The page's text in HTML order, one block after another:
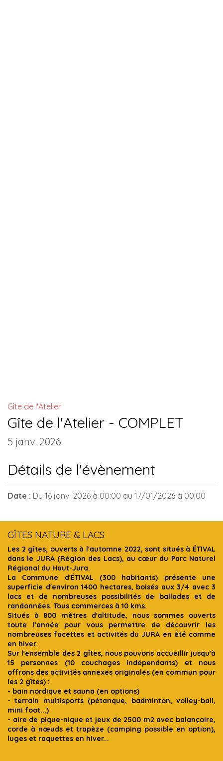
Gîte de l'Atelier
Gîte de l'Atelier - COMPLET
5 janv. 2026
Détails de l'évènement
Date : Du 16 janv. 2026 à 00:00 au 17/01/2026 à 00:00
GÎTES NATURE & LACS
Les 2 gîtes, ouverts à l'automne 2022, sont situés à ÉTIVAL
dans le JURA (Région des Lacs), au cœur du Parc Naturel
Régional du Haut-Jura.
La Commune d'ÉTIVAL (300 habitants) présente une
superficie d'environ 1400 hectares, boisés aux 3/4 avec 3
lacs et de nombreuses possibilités de ballades et de
randonnées. Tous commerces à 10 kms.
Situés à 800 mètres d'altitude, nous sommes ouverts
toute l'année pour vous permettre de découvrir les
nombreuses facettes et activités du JURA en été comme
en hiver.
Sur l'ensemble des 2 gîtes, nous pouvons accueillir jusqu'à
15 personnes (10 couchages indépendants) et nous
offrons des activités annexes originales (en commun pour
les 2 gîtes) :
- bain nordique et sauna (en options)
- terrain multisports (pétanque, badminton, volley-ball,
mini foot...)
- aire de pique-nique et jeux de 2500 m2 avec balançoire,
corde à nœuds et trapèze (camping possible en option),
luges et raquettes en hiver...